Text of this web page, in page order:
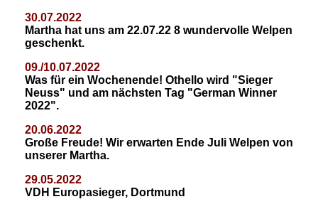
30.07.2022
Martha hat uns am 22.07.22 8 wundervolle Welpen
geschenkt.
09./10.07.2022
Was für ein Wochenende! Othello wird "Sieger
Neuss" und am nächsten Tag "German Winner
2022".
20.06.2022
Große Freude! Wir erwarten Ende Juli Welpen von
unserer Martha.
29.05.2022
VDH Europasieger, Dortmund